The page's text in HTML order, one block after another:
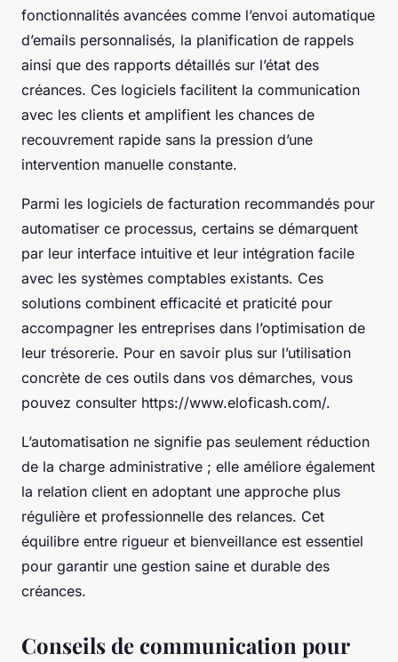
fonctionnalités avancées comme l’envoi automatique
d’emails personnalisés, la planification de rappels
ainsi que des rapports détaillés sur l’état des
créances. Ces logiciels facilitent la communication
avec les clients et amplifient les chances de
recouvrement rapide sans la pression d’une
intervention manuelle constante.
Parmi les logiciels de facturation recommandés pour
automatiser ce processus, certains se démarquent
par leur interface intuitive et leur intégration facile
avec les systèmes comptables existants. Ces
solutions combinent efficacité et praticité pour
accompagner les entreprises dans l’optimisation de
leur trésorerie. Pour en savoir plus sur l’utilisation
concrète de ces outils dans vos démarches, vous
pouvez consulter https://www.eloficash.com/.
L’automatisation ne signifie pas seulement réduction
de la charge administrative ; elle améliore également
la relation client en adoptant une approche plus
régulière et professionnelle des relances. Cet
équilibre entre rigueur et bienveillance est essentiel
pour garantir une gestion saine et durable des
créances.
Conseils de communication pour